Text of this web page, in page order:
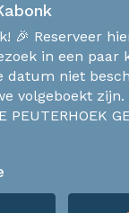
🎉 Reserveer
in een paar
datum niet
volgeboekt zijn.
PEUTERHOEK